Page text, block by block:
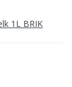
1L BRIK